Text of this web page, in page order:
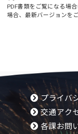
PDF書類をご覧になる場合
場合、最新バージョンを
プライバ
交通アク
各課お問